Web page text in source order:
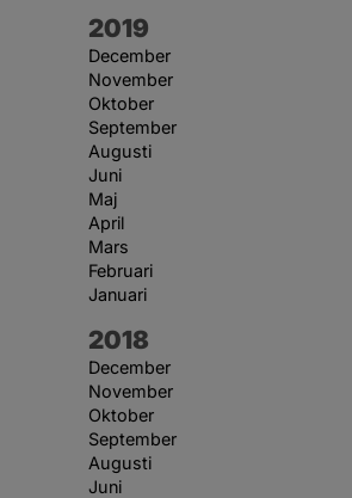
År:
2019
December
November
Oktober
September
Augusti
Juni
Maj
April
Mars
Februari
Januari
År:
2018
December
November
Oktober
September
Augusti
Juni